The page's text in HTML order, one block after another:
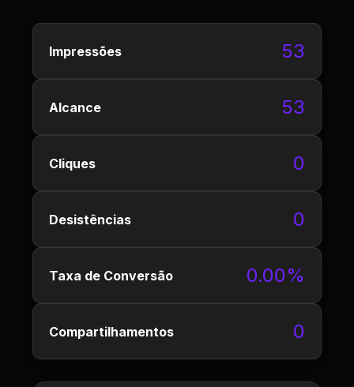
Impressões 53
Alcance 53
Cliques 0
Desistências 0
Taxa de Conversão 0.00%
Compartilhamentos 0